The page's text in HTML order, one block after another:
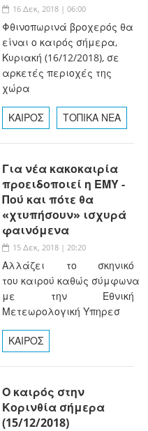
16 Δεκ, 2018 | 06:00
Φθινοπωρινά βροχερός θα
είναι ο καιρός σήμερα,
Κυριακή (16/12/2018), σε
αρκετές περιοχές της
χώρα
ΚΑΙΡΟΣ ΤΟΠΙΚΑ ΝΕΑ
Για νέα κακοκαιρία
προειδοποιεί η ΕΜΥ -
Πού και πότε θα
«χτυπήσουν» ισχυρά
φαινόμενα
15 Δεκ, 2018 | 20:20
Αλλάζει το σκηνικό
του καιρού καθώς σύμφωνα
με την Εθνική
Μετεωρολογική Υπηρεσ
ΚΑΙΡΟΣ
Ο καιρός στην
Κορινθία σήμερα
(15/12/2018)